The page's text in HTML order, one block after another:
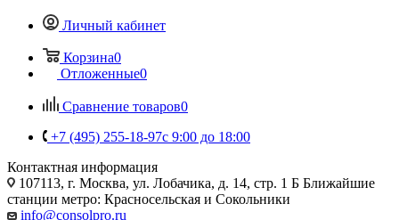
Личный кабинет
Корзина0
Отложенные0
Сравнение товаров0
+7 (495) 255-18-97с 9:00 до 18:00
Контактная информация
107113, г. Москва, ул. Лобачика, д. 14, стр. 1 Б Ближайшие
станции метро: Красносельская и Сокольники
info@consolpro.ru